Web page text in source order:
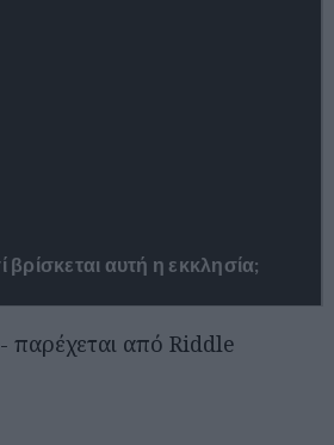
- παρέχεται από Riddle